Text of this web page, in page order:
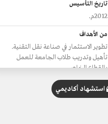
تاريخ التأسيس
2012م.
من الأهداف
تطوير الاستثمار في صناعة نقل التقنية.
تأهيل وتدريب طلاب الجامعة للعمل
بالقطاع الخاص.
الشركات التابعة
شركة وادي مكة للاستثمار.
استشهاد أكاديمي